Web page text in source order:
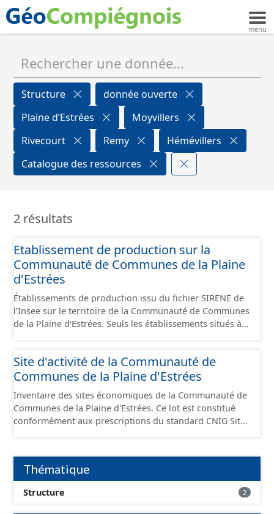
Structure
donnée ouverte
Plaine d’Estrées
Moyvillers
Rivecourt
Remy
Hémévillers
Catalogue des ressources
2 résultats
Etablissement de production sur la
Communauté de Communes de la Plaine
d'Estrées
Établissements de production issu du fichier SIRENE de
l'Insee sur le territoire de la Communauté de Communes
de la Plaine d'Estrées. Seuls les établissements situés à
conformément aux prescriptions du standard CNIG Sites
Économiques. Ce lot ne contient pas la référence aux
delà des prescriptions du CNIG se limitant aux SCI.
Site d'activité de la Communauté de
Communes de la Plaine d'Estrées
Inventaire des sites économiques de la Communauté de
Communes de la Plaine d'Estrées. Ce lot est constitué
conformément aux prescriptions du standard CNIG Sites
Thématique
Structure 2